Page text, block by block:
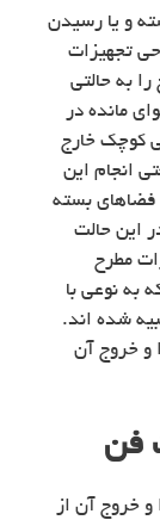
و یا رسیدن
تجهیزات
به حالتی
مانده در
کوچک خارج
انجام این
فضاهای بسته
این حالت
مطرح
به نوعی با
شده اند.
و خروج آن
فن
خروج آن از